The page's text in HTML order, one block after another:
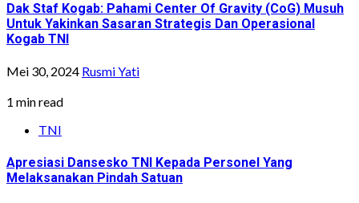
Dak Staf Kogab: Pahami Center Of Gravity (CoG) Musuh
Untuk Yakinkan Sasaran Strategis Dan Operasional
Kogab TNI
Mei 30, 2024 Rusmi Yati
1 min read
TNI
Apresiasi Dansesko TNI Kepada Personel Yang
Melaksanakan Pindah Satuan